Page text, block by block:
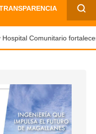
✕
Comunitario fortalecen